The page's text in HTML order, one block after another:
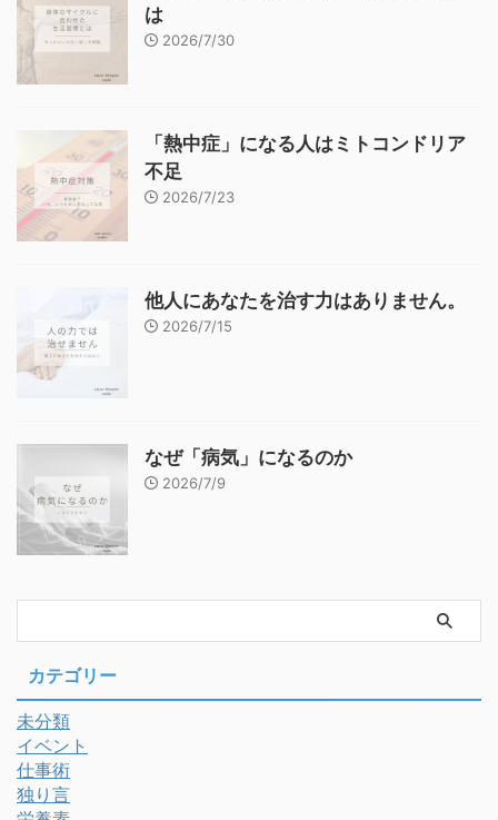
は
2026/7/30
「熱中症」になる人はミトコンドリア
不足
2026/7/23
他人にあなたを治す力はありません。
2026/7/15
なぜ「病気」になるのか
2026/7/9
カテゴリー
未分類
イベント
仕事術
独り言